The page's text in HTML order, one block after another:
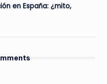
en España: ¿mito,